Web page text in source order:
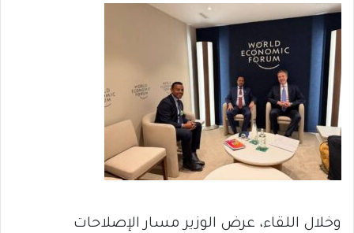
وخلال اللقاء، عرض الوزير مسار الإصلاحات